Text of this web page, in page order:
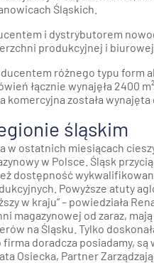
Śląskich.
i dystrybutorem
produkcyjnej i
różnego typu form
łącznie wynajęła 2400
komercyjna została
śląskim
w ostatnich miesiącach
w Polsce. Śląsk
dostępność
Powyższe atuty
w kraju” – powiedziała
magazynowej od zaraz,
na Śląsku. Tylko
doradcza posiadamy,
Osiecka, Partner